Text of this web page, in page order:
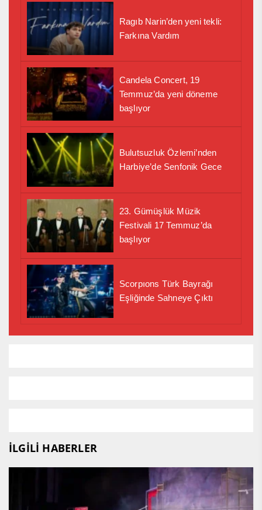
Ragıb Narin’den yeni tekli:
Farkına Vardım
Candela Concert, 19
Temmuz’da yeni döneme
başlıyor
Bulutsuzluk Özlemi’nden
Harbiye’de Senfonik Gece
23. Gümüşlük Müzik
Festivali 17 Temmuz’da
başlıyor
Scorpıons Türk Bayrağı
Eşliğinde Sahneye Çıktı
İLGİLİ HABERLER